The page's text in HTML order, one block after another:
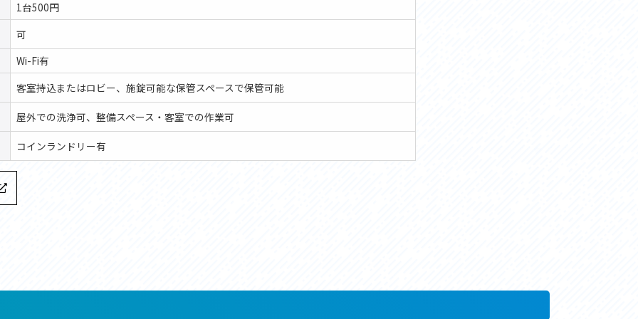
1台500円
可
Wi-Fi有
客室持込またはロビー、施錠可能な保管スペースで保管可能
屋外での洗浄可、整備スペース・客室での作業可
コインランドリー有